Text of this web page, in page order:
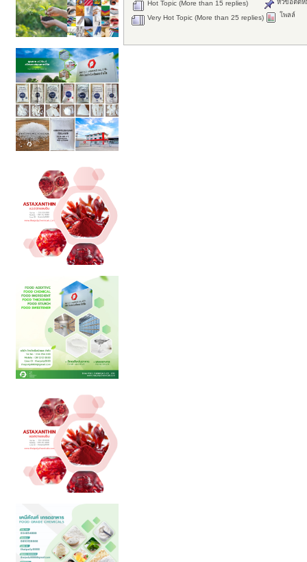
Hot Topic (More than 15 replies)
Very Hot Topic (More than 25 replies)
หัวข้อติดห
โพลล์